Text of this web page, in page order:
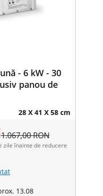
- 6 kW - 30
panou de
28 X 41 X 58 cm
1.067,00 RON
zile înainte de reducere
13.08